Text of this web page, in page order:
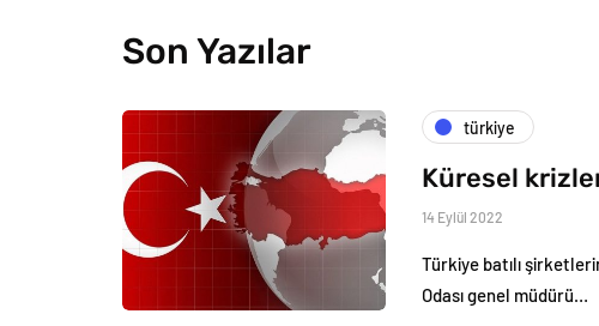
Son Yazılar
türkiye
Küresel
14 Eylül 2022
Türkiye batılı
Odası genel müdürü…